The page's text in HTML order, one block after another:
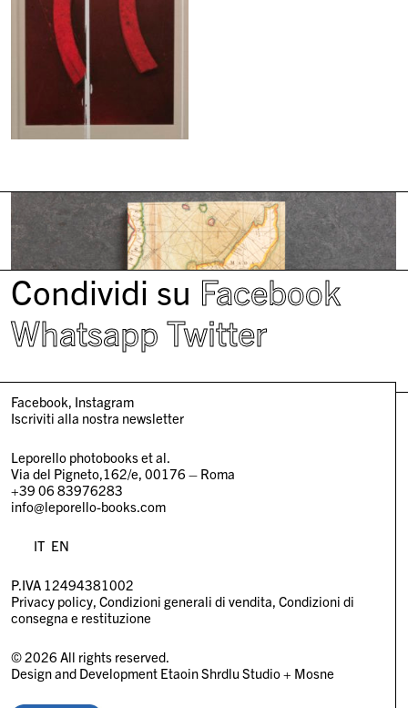
Condividi su Facebook
Whatsapp Twitter
Facebook Instagram
Iscriviti alla nostra newsletter
Leporello photobooks et al.
Via del Pigneto,162/e, 00176 – Roma
+39 06 83976283
info@leporello-books.com
IT EN
P.IVA 12494381002
Privacy policy Condizioni generali di vendita Condizioni di
consegna e restituzione
© 2026 All rights reserved.
Design and Development Etaoin Shrdlu Studio+ Mosne